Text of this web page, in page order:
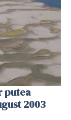
putea
2003